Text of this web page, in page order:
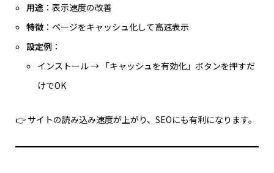
用途 ：表示速度の改善
特徴 ：ページをキャッシュ化して高速表示
設定例 ：
インストール → 「キャッシュを有効化」ボタンを押すだ
けでOK
👉 サイトの読み込み速度が上がり、SEOにも有利になります。